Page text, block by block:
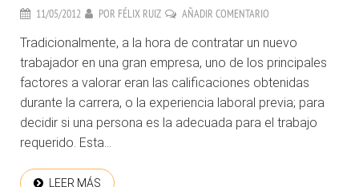
11/05/2012 POR FÉLIX RUIZ AÑADIR COMENTARIO
Tradicionalmente, a la hora de contratar un nuevo
trabajador en una gran empresa, uno de los principales
factores a valorar eran las calificaciones obtenidas
durante la carrera, o la experiencia laboral previa; para
decidir si una persona es la adecuada para el trabajo
requerido. Esta...
LEER MÁS